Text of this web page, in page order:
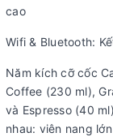
cao
Wifi & Bluetooth:
Năm kích cỡ cốc
Coffee (230 ml),
và Espresso (40
nhau: viên nang